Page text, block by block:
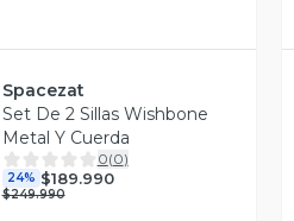
Spacezat
Set De 2 Sillas Wishbone
Metal Y Cuerda
0(0)
24% $189.990
$249.990